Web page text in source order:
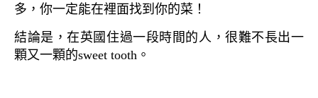
多，你一定能在裡面找到你的菜！
結論是，在英國住過一段時間的人，很難不長出一
顆又一顆的sweet tooth。